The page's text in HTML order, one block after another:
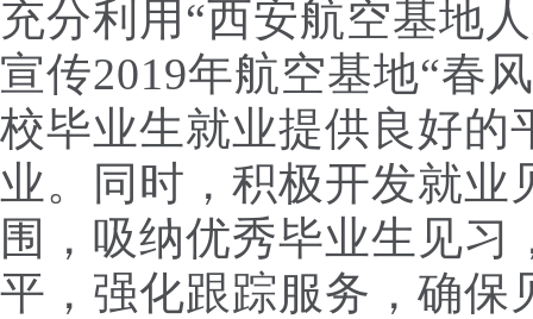
充分利用“西安航空基地
宣传2019年航空基地“春
校毕业生就业提供良好的
业。同时，积极开发就
围，吸纳优秀毕业生见
平，强化跟踪服务，确保